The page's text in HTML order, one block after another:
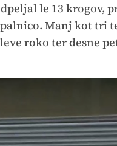
le 13 krogov,
Manj kot tri
roko ter desne